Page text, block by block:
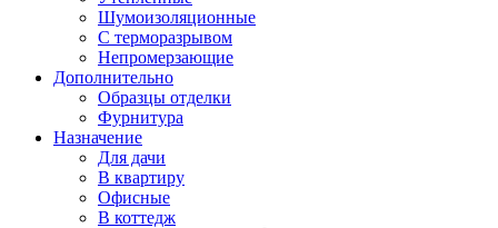
Шумоизоляционные
С терморазрывом
Непромерзающие
Дополнительно
Образцы отделки
Фурнитура
Назначение
Для дачи
В квартиру
Офисные
В коттедж